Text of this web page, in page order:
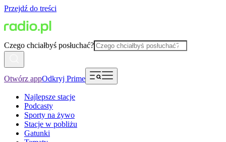
Przejdź do treści
Czego chciałbyś posłuchać?
Otwórz appOdkryj Prime
Najlepsze stacje
Podcasty
Sporty na żywo
Stacje w pobliżu
Gatunki